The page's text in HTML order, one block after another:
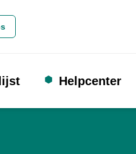
Helpcenter